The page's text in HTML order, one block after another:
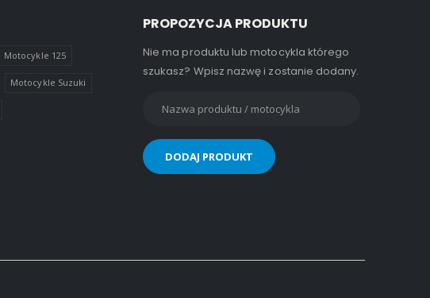
Motocykle 125
Motocykle Suzuki
PROPOZYCJA PRODUKTU
Nie ma produktu lub motocykla którego
szukasz? Wpisz nazwę i zostanie dodany.